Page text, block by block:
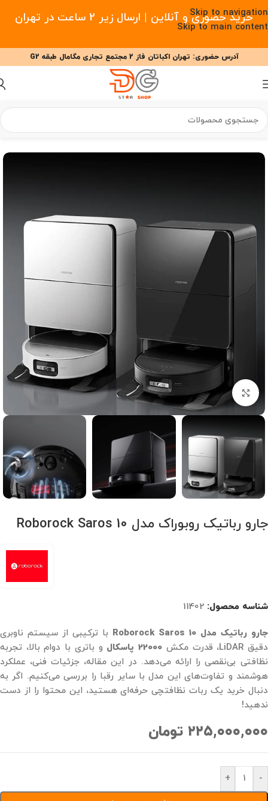
Skip to navigation
Skip to main content
خرید حضوری و آنلاین | ارسال زیر 2 ساعت در تهران
09377477910 - 09127708341 علیزاده
آدرس حضوری: تهران اکباتان فاز 2 مجتمع تجاری مگامال طبقه G2
خانه/خانه هوشمند/جارو رباتیک/جارو رباتیک روبوراک
برای بزرگنمایی کلیک کنید
جارو رباتیک روبوراک مدل Roborock Saros 10
شناسه محصول: 11402
جارو رباتیک مدل Roborock Saros 10
با ترکیبی از سیستم ناوبری
دقیق LiDAR، قدرت مکش
22000 پاسکال
و باتری با دوام بالا، تجربه
نظافتی بی‌نقصی را ارائه می‌دهد. در این مقاله، جزئیات فنی، عملکرد
هوشمند و تفاوت‌های این مدل با سایر رقبا را بررسی می‌کنیم. اگر به
دنبال خرید یک ربات نظافتچی حرفه‌ای هستید، این محتوا را از دست
ندهید!
۲۲۵,۰۰۰,۰۰۰ تومان
-
+